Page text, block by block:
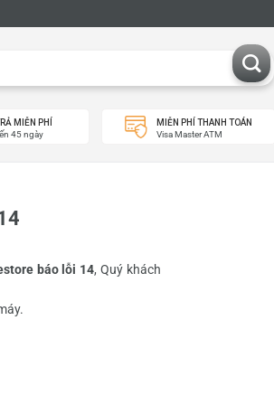
MIỄN PHÍ
45 ngày
MIỄN PHÍ THANH TOÁN
Visa Master ATM
báo lỗi 14, Quý khách